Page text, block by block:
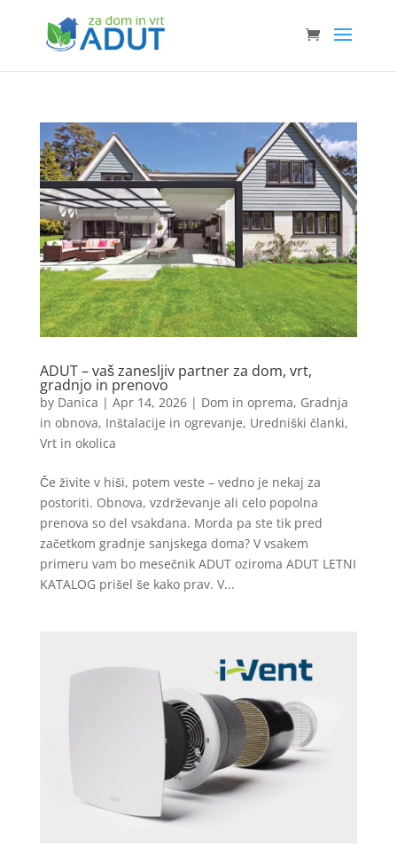
ADUT – vaš zanesljiv partner za dom, vrt,
gradnjo in prenovo
by Danica | Apr 14, 2026| Dom in oprema, Gradnja
in obnova, Inštalacije in ogrevanje, Uredniški članki,
Vrt in okolica
Če živite v hiši, potem veste – vedno je nekaj za
postoriti. Obnova, vzdrževanje ali celo popolna
prenova so del vsakdana. Morda pa ste tik pred
začetkom gradnje sanjskega doma? V vsakem
primeru vam bo mesečnik ADUT oziroma ADUT LETNI
KATALOG prišel še kako prav. V...